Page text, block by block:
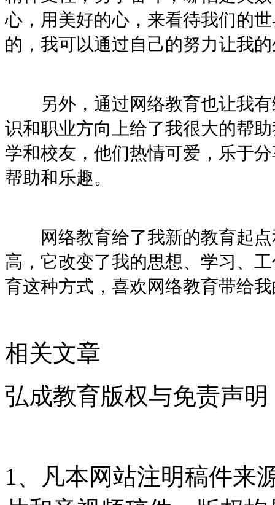
心，用美好的心，来看待我们的
的，我可以通过自己的努力让我
另外，通过网络教育也让我有
识和职业方向上给了我很大的帮
学和校友，他们热情可爱，乐于
帮助和乐趣。
网络教育给了我新的教育起点
高，它改变了我的思想、学习、
育这种方式，喜欢网络教育带给
相关文章
弘成教育版权与免责声明
1、凡本网站注明稿件来